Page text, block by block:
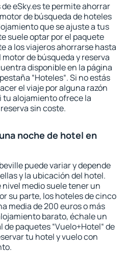
eSky.es te permite ahorrar
de búsqueda de hoteles
que se ajuste a tus
suele optar por el paquete
a los viajeros ahorrarse hasta
de búsqueda y reserva
disponible en la página
“Hoteles“. Si no estás
el viaje por alguna razón
tu alojamiento ofrece la
sin coste.
noche de hotel en
puede variar y depende
y la ubicación del hotel.
medio suele tener un
su parte, los hoteles de cinco
media de 200 euros o más
barato, échale un
paquetes “Vuelo+Hotel“ de
tu hotel y vuelo con